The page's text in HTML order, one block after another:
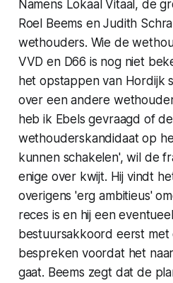
Namens Lokaal Vitaal, de
Roel Beems en Judith
wethouders. Wie de
VVD en D66 is nog niet
het opstappen van Hordijk
over een andere
heb ik Ebels gevraagd of
wethouderskandidaat op
kunnen schakelen', wil de
enige over kwijt. Hij vindt
overigens 'erg ambitieus'
reces is en hij een
bestuursakkoord eerst
bespreken voordat het
gaat. Beems zegt dat de